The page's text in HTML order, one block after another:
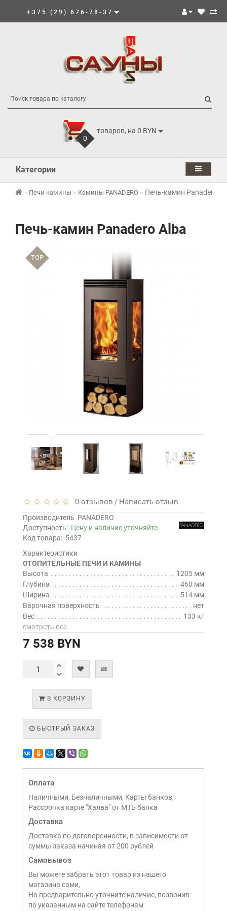
+375 (29) 676-78-37
0
товаров, на 0 BYN
Категории
Печи камины Камины PANADERO Печь-камин Panadero
Печь-камин Panadero Alba
TOP
0 отзывов / Написать отзыв
Производитель PANADERO
Доступность: Цену и наличие уточняйте
Код товара: 5437
Характеристики
ОТОПИТЕЛЬНЫЕ ПЕЧИ И КАМИНЫ
Высота
1205 мм
Глубина
460 мм
Ширина
514 мм
Варочная поверхность
нет
Вес
133 кг
смотреть все
7 538 BYN
В КОРЗИНУ
БЫСТРЫЙ ЗАКАЗ
Оплата
Наличными, Безналичными, Карты банков,
Рассрочка карте "Халва" от МТБ банка
Доставка
Доставка по договоренности, в зависимости от
суммы заказа начиная от 200 рублей
Самовывоз
Вы можете забрать этот товар из нашего
магазина сами,
Но предварительно уточните наличие, позвонив
по указанным на сайте телефонам